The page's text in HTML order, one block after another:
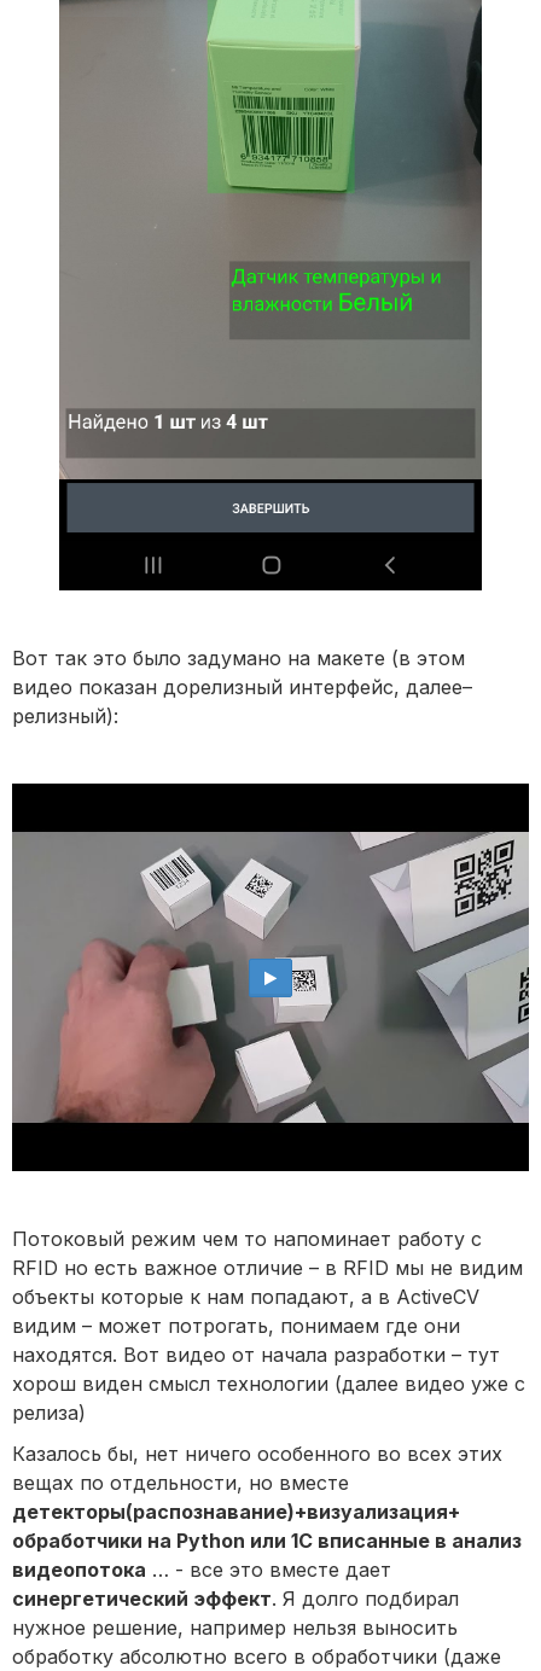
Вот так это было задумано на макете (в этом
видео показан дорелизный интерфейс, далее–
релизный):
Потоковый режим чем то напоминает работу с
RFID но есть важное отличие – в RFID мы не видим
объекты которые к нам попадают, а в ActiveCV
видим – может потрогать, понимаем где они
находятся. Вот видео от начала разработки – тут
хорош виден смысл технологии (далее видео уже с
релиза)
Казалось бы, нет ничего особенного во всех этих
вещах по отдельности, но вместе
детекторы(распознавание)+визуализация+
обработчики на Python или 1С вписанные в анализ
видеопотока … - все это вместе дает
синергетический эффект. Я долго подбирал
нужное решение, например нельзя выносить
обработку абсолютно всего в обработчики (даже